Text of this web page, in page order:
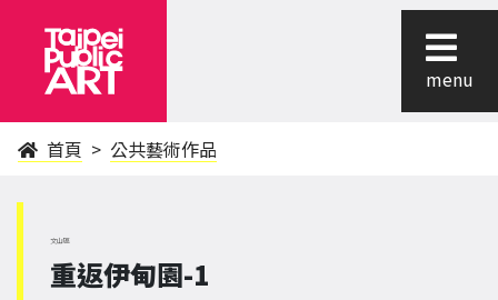
menu
首頁 公共藝術作品
文山區
重返伊甸園-1